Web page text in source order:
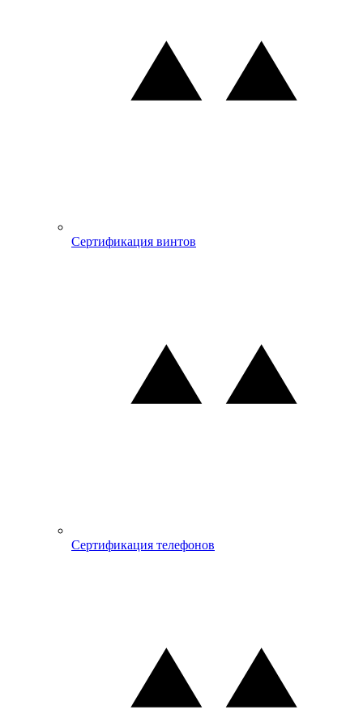
Сертификация винтов
Сертификация телефонов